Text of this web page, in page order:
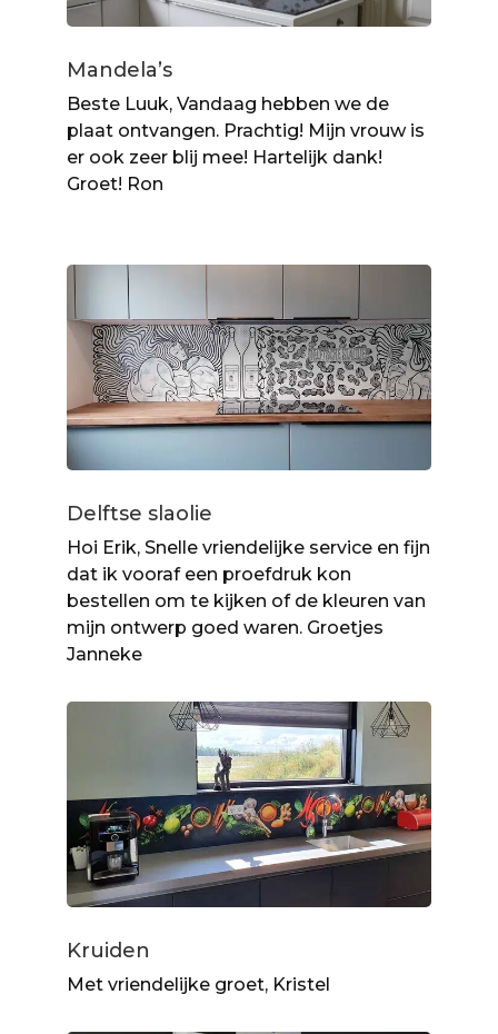
Mandela’s
Beste Luuk, Vandaag hebben we de
plaat ontvangen. Prachtig! Mijn vrouw is
er ook zeer blij mee! Hartelijk dank!
Groet! Ron
Delftse slaolie
Hoi Erik, Snelle vriendelijke service en fijn
dat ik vooraf een proefdruk kon
bestellen om te kijken of de kleuren van
mijn ontwerp goed waren. Groetjes
Janneke
Kruiden
Met vriendelijke groet, Kristel